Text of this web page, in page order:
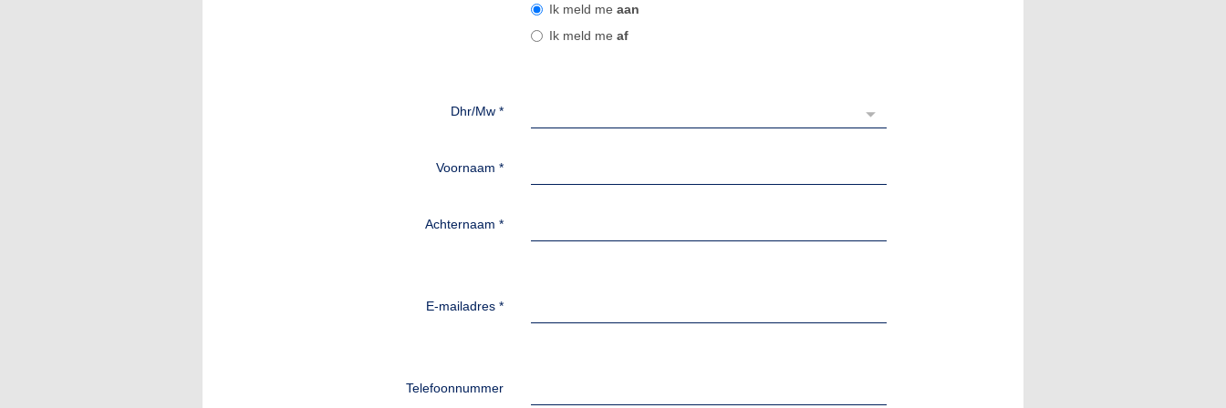
Ik meld me aan
Ik meld me af
Dhr/Mw *
Voornaam *
Achternaam *
E-mailadres *
Telefoonnummer